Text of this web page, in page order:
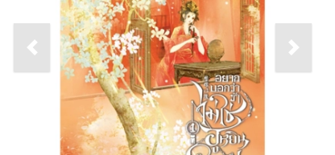
Previous slide Next slide